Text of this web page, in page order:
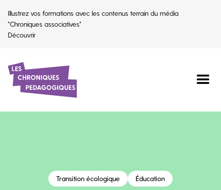
Illustrez vos formations avec les contenus terrain du média
"Chroniques associatives"
Découvrir
Transition écologique Éducation